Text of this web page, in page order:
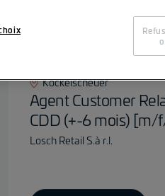
Kockelscheuer
Agent Customer
CDD (+-6 mois)
Losch Retail S.à r.l.